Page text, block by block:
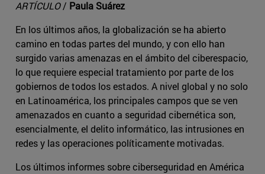
ARTÍCULO/ Paula Suárez
En los últimos años, la globalización se ha abierto
camino en todas partes del mundo, y con ello han
surgido varias amenazas en el ámbito del ciberespacio,
lo que requiere especial tratamiento por parte de los
gobiernos de todos los estados. A nivel global y no solo
en Latinoamérica, los principales campos que se ven
amenazados en cuanto a seguridad cibernética son,
esencialmente, el delito informático, las intrusiones en
redes y las operaciones políticamente motivadas.
Los últimos informes sobre ciberseguridad en América